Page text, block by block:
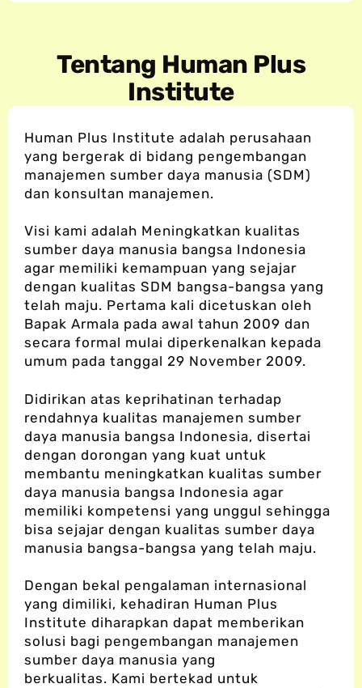
Tentang Human Plus
Institute
Human Plus Institute adalah perusahaan
yang bergerak di bidang pengembangan
manajemen sumber daya manusia (SDM)
dan konsultan manajemen.
Visi kami adalah Meningkatkan kualitas
sumber daya manusia bangsa Indonesia
agar memiliki kemampuan yang sejajar
dengan kualitas SDM bangsa-bangsa yang
telah maju. Pertama kali dicetuskan oleh
Bapak Armala pada awal tahun 2009 dan
secara formal mulai diperkenalkan kepada
umum pada tanggal 29 November 2009.
Didirikan atas keprihatinan terhadap
rendahnya kualitas manajemen sumber
daya manusia bangsa Indonesia, disertai
dengan dorongan yang kuat untuk
membantu meningkatkan kualitas sumber
daya manusia bangsa Indonesia agar
memiliki kompetensi yang unggul sehingga
bisa sejajar dengan kualitas sumber daya
manusia bangsa-bangsa yang telah maju.
Dengan bekal pengalaman internasional
yang dimiliki, kehadiran Human Plus
Institute diharapkan dapat memberikan
solusi bagi pengembangan manajemen
sumber daya manusia yang
berkualitas. Kami bertekad untuk